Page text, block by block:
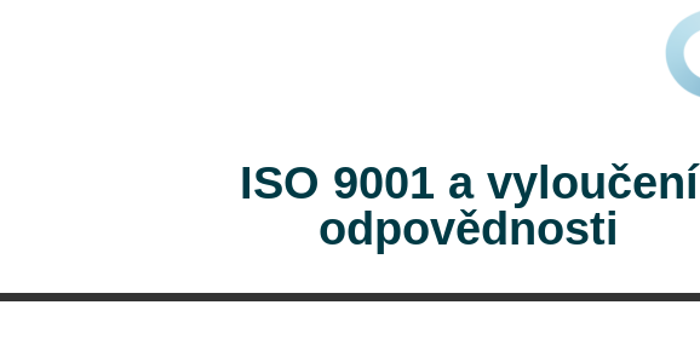
ISO 9001 a vyloučení
odpovědnosti